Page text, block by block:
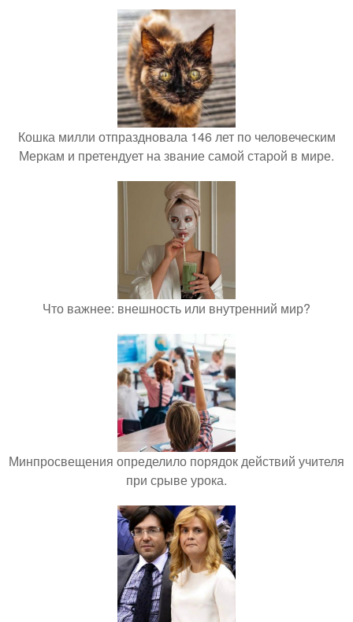
Кошка милли отпраздновала 146 лет по человеческим
Меркам и претендует на звание самой старой в мире.
Что важнее: внешность или внутренний мир?
Минпросвещения определило порядок действий учителя
при срыве урока.